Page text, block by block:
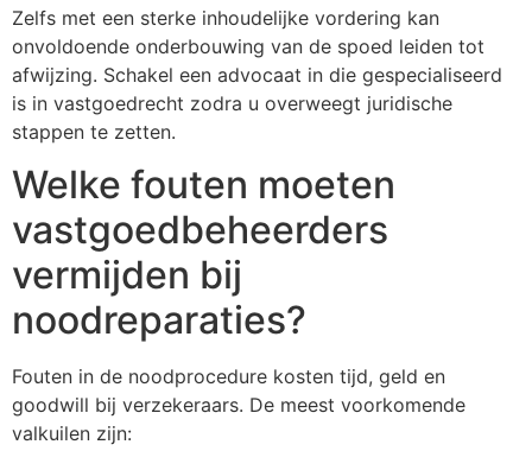
Zelfs met een sterke inhoudelijke vordering kan
onvoldoende onderbouwing van de spoed leiden tot
afwijzing. Schakel een advocaat in die gespecialiseerd
is in vastgoedrecht zodra u overweegt juridische
stappen te zetten.
Welke fouten moeten
vastgoedbeheerders
vermijden bij
noodreparaties?
Fouten in de noodprocedure kosten tijd, geld en
goodwill bij verzekeraars. De meest voorkomende
valkuilen zijn: